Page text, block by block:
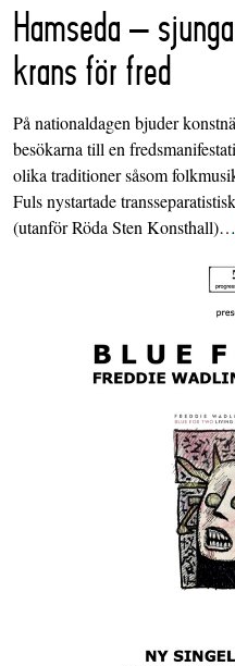
Hamseda –
krans för fred
På nationaldagen bjuder
besökarna till en
olika traditioner såsom
Fuls nystartade
(utanför Röda Sten Konsthall)…